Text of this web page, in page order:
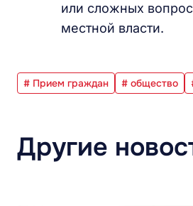
или сложных
местной власти.
# Прием граждан # общество
Другие